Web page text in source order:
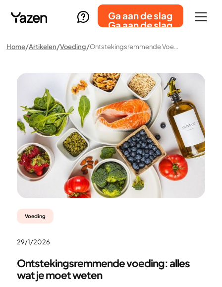
Ga aan de slag
Ga aan de slag
Home Artikelen Voeding Ontstekingsremmende Voeding: Alles Wat Je Moet Weten
Voeding
29/1/2026
Ontstekingsremmende voeding: alles
wat je moet weten